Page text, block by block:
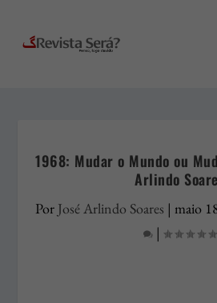
1968: Mudar o Mundo ou
Arlindo
Por José Arlindo Soares | maio
|